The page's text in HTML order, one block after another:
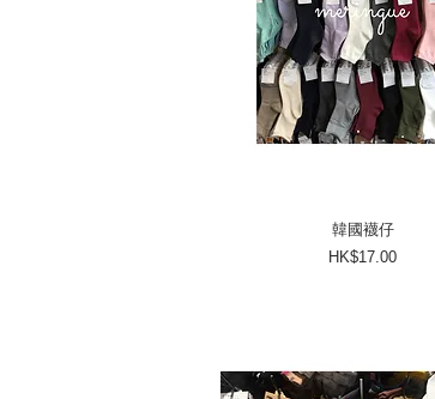
韓國襪仔
價格
HK$17.00